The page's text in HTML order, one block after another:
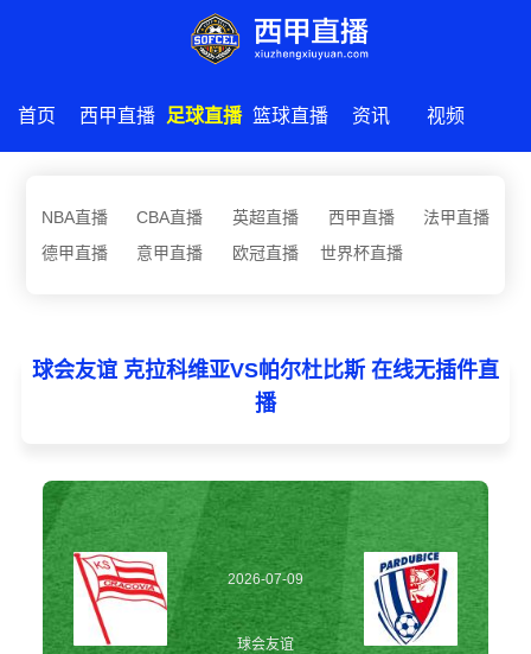
首页 西甲直播 足球直播 篮球直播 资讯 视频
NBA直播 CBA直播 英超直播 西甲直播
法甲直播
德甲直播
意甲直播 欧冠直播 世界杯直播
球会友谊 克拉科维亚VS帕尔杜比斯 在线无插件直
播
2026-07-09
21:00:00
球会友谊